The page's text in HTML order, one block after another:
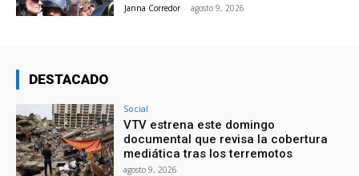
Janna Corredor - agosto 9, 2026
DESTACADO
Social
VTV estrena este domingo
documental que revisa la cobertura
mediática tras los terremotos
agosto 9, 2026